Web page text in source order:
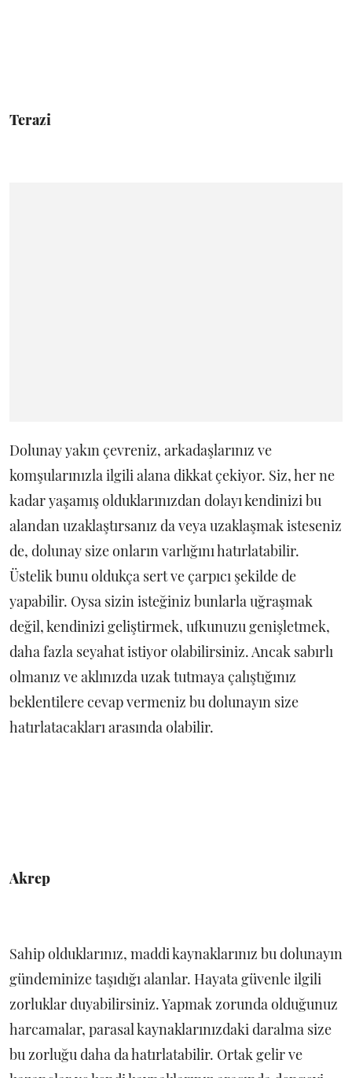
Terazi
Dolunay yakın çevreniz, arkadaşlarınız ve
komşularınızla ilgili alana dikkat çekiyor. Siz, her ne
kadar yaşamış olduklarınızdan dolayı kendinizi bu
alandan uzaklaştırsanız da veya uzaklaşmak isteseniz
de, dolunay size onların varlığını hatırlatabilir.
Üstelik bunu oldukça sert ve çarpıcı şekilde de
yapabilir. Oysa sizin isteğiniz bunlarla uğraşmak
değil, kendinizi geliştirmek, ufkunuzu genişletmek,
daha fazla seyahat istiyor olabilirsiniz. Ancak sabırlı
olmanız ve aklınızda uzak tutmaya çalıştığınız
beklentilere cevap vermeniz bu dolunayın size
hatırlatacakları arasında olabilir.
Akrep
Sahip olduklarınız, maddi kaynaklarınız bu dolunayın
gündeminize taşıdığı alanlar. Hayata güvenle ilgili
zorluklar duyabilirsiniz. Yapmak zorunda olduğunuz
harcamalar, parasal kaynaklarınızdaki daralma size
bu zorluğu daha da hatırlatabilir. Ortak gelir ve